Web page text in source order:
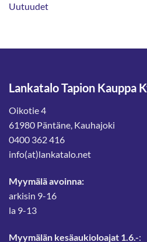
Uutuudet
Lankatalo Tapion Kauppa
Oikotie 4
61980 Päntäne, Kauhajoki
0400 362 416
info(at)lankatalo.net
Myymälä avoinna:
arkisin 9-16
la 9-13
Myymälän kesäaukioloajat 1.6.-: